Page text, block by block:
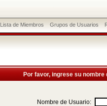
Lista de Miembros Grupos de Usuarios
Por favor, ingrese su
Nombre de Usuario: